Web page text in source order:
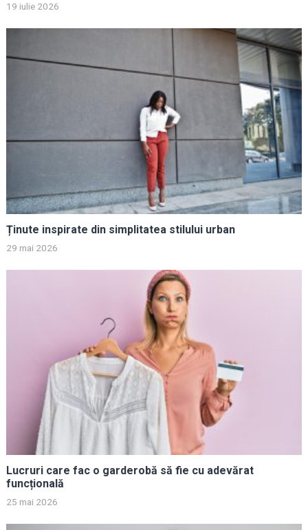
19 iulie 2026
Ținute inspirate din simplitatea stilului urban
29 mai 2026
Lucruri care fac o garderobă să fie cu adevărat
funcțională
25 mai 2026